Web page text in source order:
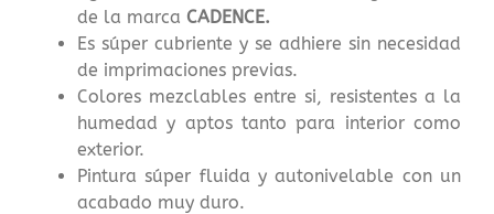
de la marca CADENCE.
Es súper cubriente y se adhiere sin necesidad
de imprimaciones previas.
Colores mezclables entre si, resistentes a la
humedad y aptos tanto para interior como
exterior.
Pintura súper fluida y autonivelable con un
acabado muy duro.